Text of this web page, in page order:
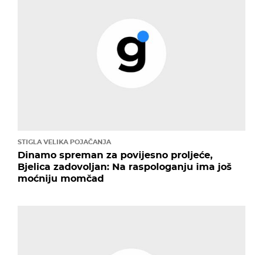
STIGLA VELIKA POJAČANJA
Dinamo spreman za povijesno proljeće,
Bjelica zadovoljan: Na raspologanju ima još
moćniju momčad